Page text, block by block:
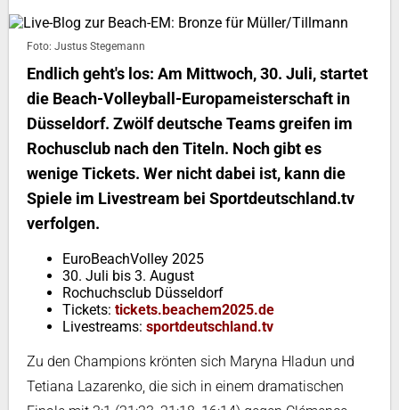
Foto: Justus Stegemann
Endlich geht's los: Am Mittwoch, 30. Juli, startet
die Beach-Volleyball-Europameisterschaft in
Düsseldorf. Zwölf deutsche Teams greifen im
Rochusclub nach den Titeln. Noch gibt es
wenige Tickets. Wer nicht dabei ist, kann die
Spiele im Livestream bei Sportdeutschland.tv
verfolgen.
EuroBeachVolley 2025
30. Juli bis 3. August
Rochuchsclub Düsseldorf
Tickets: tickets.beachem2025.de
Livestreams: sportdeutschland.tv
Zu den Champions krönten sich Maryna Hladun und
Tetiana Lazarenko, die sich in einem dramatischen